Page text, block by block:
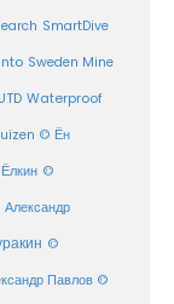
SmartDive
Sweden Mine
Waterproof
© Ён
©
©
Павлов ©